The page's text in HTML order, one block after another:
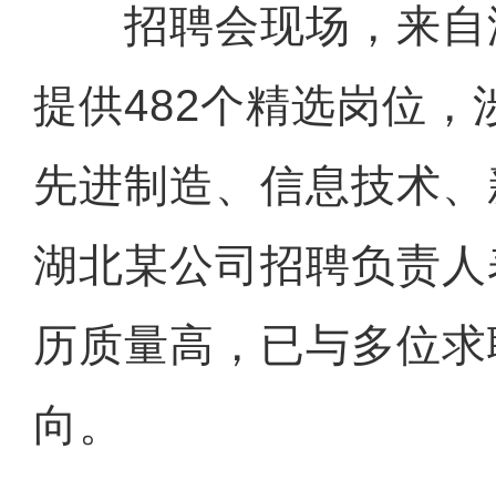
招聘会现场，来自
提供482个精选岗位，
先进制造、信息技术
湖北某公司招聘负责
历质量高，已与多位
向。